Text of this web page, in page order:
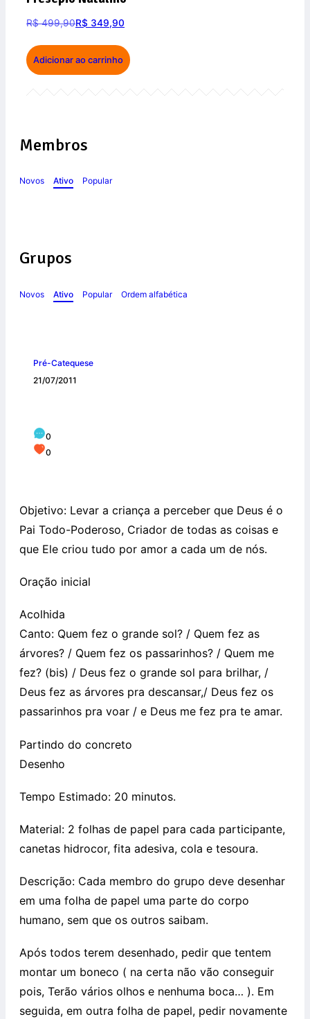
R$499,90R$ 349,90
Adicionar ao carrinho
Membros
Novos Ativo Popular
Grupos
Novos Ativo Popular Ordem alfabética
Pré-Catequese
21/07/2011
0
0
Objetivo: Levar a criança a perceber que Deus é o
Pai Todo-Poderoso, Criador de todas as coisas e
que Ele criou tudo por amor a cada um de nós.
Oração inicial
Acolhida
Canto: Quem fez o grande sol? / Quem fez as
árvores? / Quem fez os passarinhos? / Quem me
fez? (bis) / Deus fez o grande sol para brilhar, /
Deus fez as árvores pra descansar,/ Deus fez os
passarinhos pra voar / e Deus me fez pra te amar.
Partindo do concreto
Desenho
Tempo Estimado: 20 minutos.
Material: 2 folhas de papel para cada participante,
canetas hidrocor, fita adesiva, cola e tesoura.
Descrição: Cada membro do grupo deve desenhar
em uma folha de papel uma parte do corpo
humano, sem que os outros saibam.
Após todos terem desenhado, pedir que tentem
montar um boneco ( na certa não vão conseguir
pois, Terão vários olhos e nenhuma boca… ). Em
seguida, em outra folha de papel, pedir novamente